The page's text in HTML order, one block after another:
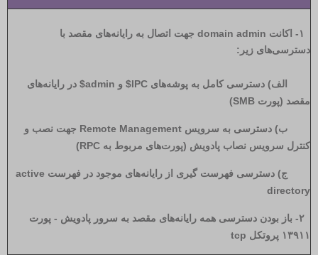
۱- اکانت domain admin جهت اتصال به رایانه‌های مقصد با
دسترسی‌های زیر:
الف) دسترسی کامل به پوشه‌های IPC$ و admin$ در رایانه‌های
مقصد (پورت SMB)
ب) دسترسی به سرویس Remote Management جهت نصب و
کنترل سرویس نصاب پادویش (پورت‌های مربوط به RPC)
ج) دسترسی فهرست گیری از رایانه‌های موجود در فهرست active
directory
۲- باز بودن دسترسی همه رایانه‌های مقصد به سرور پادویش - پورت
۱۳۹۱۱ پروتکل tcp